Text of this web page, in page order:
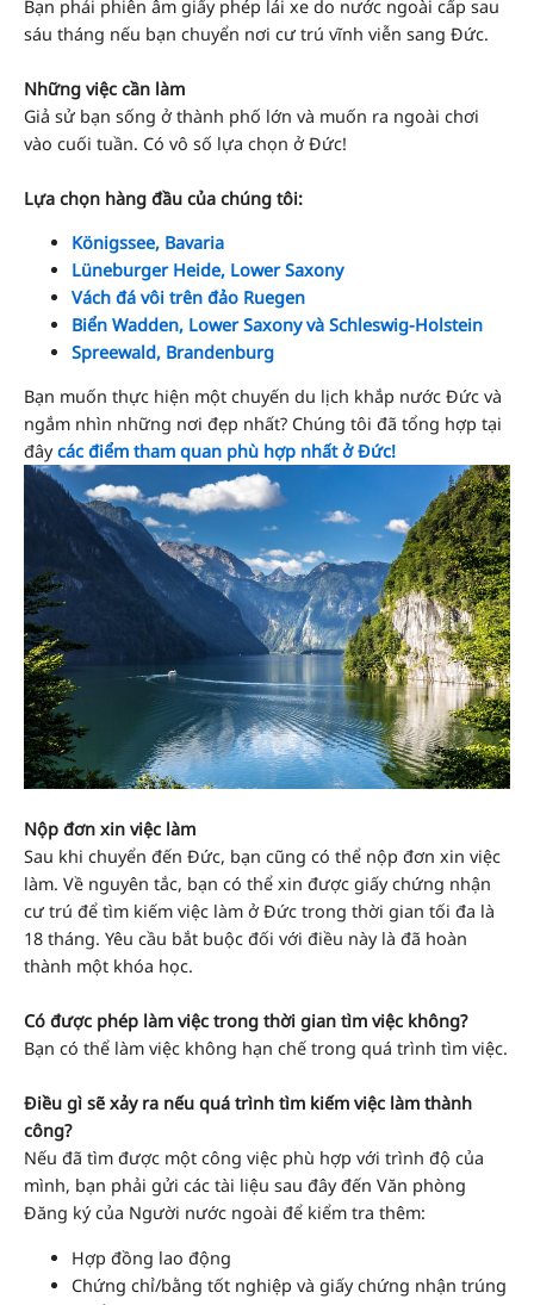
Bạn phải phiên âm giấy phép lái xe do nước ngoài cấp sau
sáu tháng nếu bạn chuyển nơi cư trú vĩnh viễn sang Đức.
Những việc cần làm
Giả sử bạn sống ở thành phố lớn và muốn ra ngoài chơi
vào cuối tuần. Có vô số lựa chọn ở Đức!
Lựa chọn hàng đầu của chúng tôi:
Königssee, Bavaria
Lüneburger Heide, Lower Saxony
Vách đá vôi trên đảo Ruegen
Biển Wadden, Lower Saxony và Schleswig-Holstein
Spreewald, Brandenburg
Bạn muốn thực hiện một chuyến du lịch khắp nước Đức và
ngắm nhìn những nơi đẹp nhất? Chúng tôi đã tổng hợp tại
đâycác điểm tham quan phù hợp nhất ở Đức!
Nộp đơn xin việc làm
Sau khi chuyển đến Đức, bạn cũng có thể nộp đơn xin việc
làm. Về nguyên tắc, bạn có thể xin được giấy chứng nhận
cư trú để tìm kiếm việc làm ở Đức trong thời gian tối đa là
18 tháng. Yêu cầu bắt buộc đối với điều này là đã hoàn
thành một khóa học.
Có được phép làm việc trong thời gian tìm việc không?
Bạn có thể làm việc không hạn chế trong quá trình tìm việc.
Điều gì sẽ xảy ra nếu quá trình tìm kiếm việc làm thành
công?
Nếu đã tìm được một công việc phù hợp với trình độ của
mình, bạn phải gửi các tài liệu sau đây đến Văn phòng
Đăng ký của Người nước ngoài để kiểm tra thêm:
Hợp đồng lao động
Chứng chỉ/bằng tốt nghiệp và giấy chứng nhận trúng